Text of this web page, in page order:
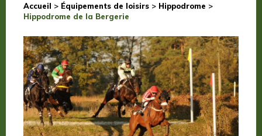
Accueil > Équipements de loisirs > Hippodrome >
Hippodrome de la Bergerie